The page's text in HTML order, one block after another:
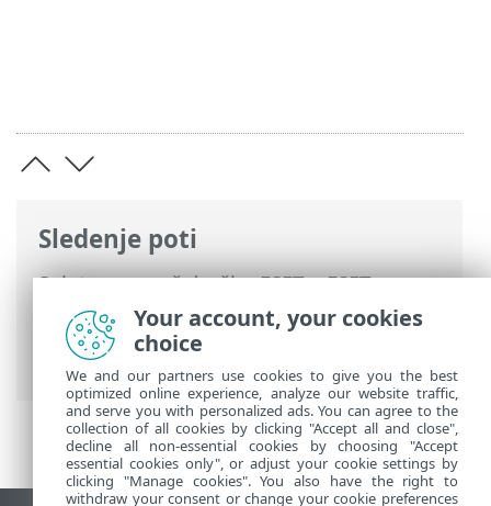
Sledenje poti
Spletna pomoč družbe ESET>ESET
Internet Security>Delo s programom
ESET Internet Security
>Orodja
Dnevniške datoteke
Your account, your cookies
choice
We and our partners use cookies to give you the best
optimized online experience, analyze our website traffic,
and serve you with personalized ads. You can agree to the
collection of all cookies by clicking "Accept all and close",
decline all non-essential cookies by choosing "Accept
essential cookies only", or adjust your cookie settings by
clicking "Manage cookies". You also have the right to
withdraw your consent or change your cookie preferences